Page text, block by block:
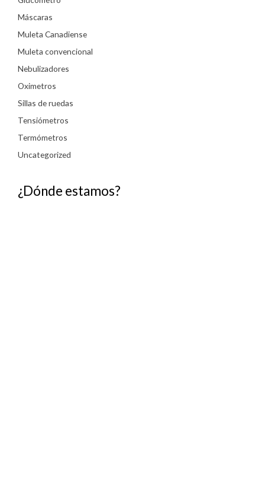
Máscaras
Muleta Canadiense
Muleta convencional
Nebulizadores
Oximetros
Sillas de ruedas
Tensiómetros
Termómetros
Uncategorized
¿Dónde estamos?